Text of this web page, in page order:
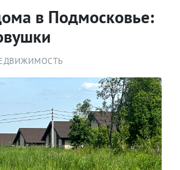
в Подмосковье: